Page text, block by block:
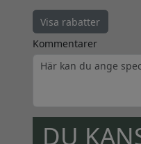
Visa rabatter
Kommentarer
DU